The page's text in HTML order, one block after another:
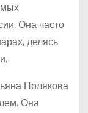
Она часто
делясь
Полякова
Она